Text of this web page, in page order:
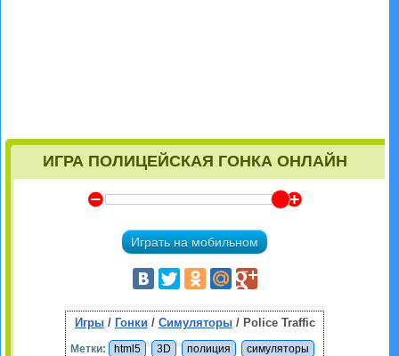
ИГРА ПОЛИЦЕЙСКАЯ ГОНКА ОНЛАЙН
Y Z
Играть на мобильном
Игры/ Гонки / Симуляторы/ Police Traffic
Метки: html5 3D полиция симуляторы